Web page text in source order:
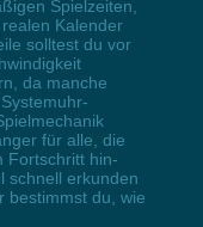
Spielzeiten,
Kalender
solltest du vor
da manche
für alle, die
Fortschritt hin-
schnell erkunden
bestimmst du, wie